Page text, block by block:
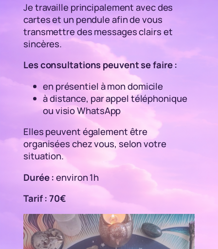
Je travaille principalement avec des
cartes et un pendule afin de vous
transmettre des messages clairs et
sincères.
Les consultations peuvent se faire :
en présentiel à mon domicile
à distance, par appel téléphonique
ou visio WhatsApp
Elles peuvent également être
organisées chez vous, selon votre
situation.
Durée :environ 1h
Tarif : 70€